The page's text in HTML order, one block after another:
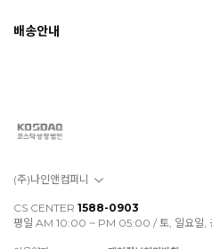
배송안내
(주)나인앤컴퍼니
CS CENTER 1588-0903
평일 AM 10:00 ~ PM 05:00 / 토, 일요일,